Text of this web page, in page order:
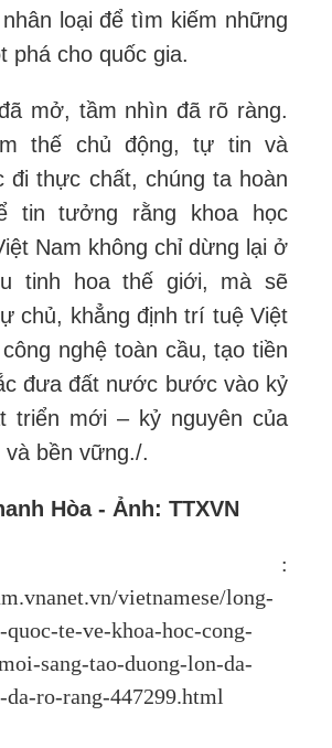
loại để tìm kiếm những
phá cho quốc gia.
mở, tầm nhìn đã rõ ràng.
thế chủ động, tự tin và
đi thực chất, chúng ta hoàn
tin tưởng rằng khoa học
Nam không chỉ dừng lại ở
tinh hoa thế giới, mà sẽ
chủ, khẳng định trí tuệ Việt
nghệ toàn cầu, tạo tiền
đưa đất nước bước vào kỷ
triển mới – kỷ nguyên của
bền vững./.
Hòa - Ảnh: TTXVN
:
vietnamese/long-
te-ve-khoa-hoc-cong-
sang-tao-duong-lon-da-
ro-rang-447299.html